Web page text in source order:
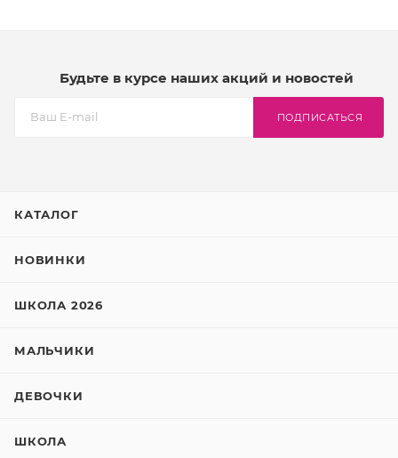
Будьте в курсе наших акций и новостей
ПОДПИСАТЬСЯ
КАТАЛОГ
НОВИНКИ
ШКОЛА 2026
МАЛЬЧИКИ
ДЕВОЧКИ
ШКОЛА